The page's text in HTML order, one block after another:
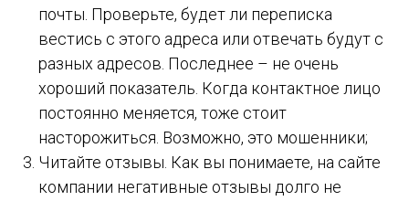
почты. Проверьте, будет ли переписка
вестись с этого адреса или отвечать будут с
разных адресов. Последнее – не очень
хороший показатель. Когда контактное лицо
постоянно меняется, тоже стоит
насторожиться. Возможно, это мошенники;
Читайте отзывы. Как вы понимаете, на сайте
компании негативные отзывы долго не